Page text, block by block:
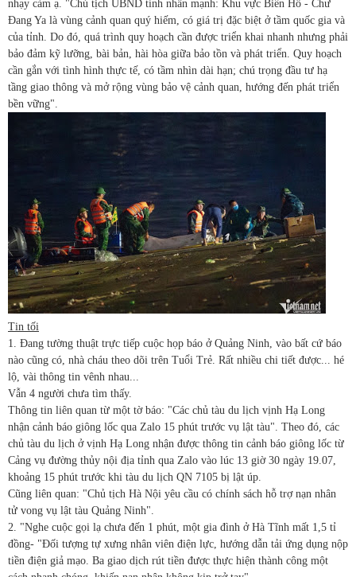
nhạy cảm ạ. "Chủ tịch UBND tỉnh nhấn mạnh: Khu vực Biển Hồ - Chư
Đang Ya là vùng cảnh quan quý hiếm, có giá trị đặc biệt ở tầm quốc gia và
của tỉnh. Do đó, quá trình quy hoạch cần được triển khai nhanh nhưng phải
bảo đảm kỹ lưỡng, bài bản, hài hòa giữa bảo tồn và phát triển. Quy hoạch
cần gắn với tình hình thực tế, có tầm nhìn dài hạn; chú trọng đầu tư hạ
tầng giao thông và mở rộng vùng bảo vệ cảnh quan, hướng đến phát triển
bền vững".
Tin tối
1. Đang tường thuật trực tiếp cuộc họp báo ở Quảng Ninh, vào bất cứ báo
nào cũng có, nhà cháu theo dõi trên Tuổi Trẻ. Rất nhiều chi tiết được... hé
lộ, vài thông tin vênh nhau...
Vẫn 4 người chưa tìm thấy.
Thông tin liên quan từ một tờ báo: "Các chủ tàu du lịch vịnh Hạ Long
nhận cảnh báo giông lốc qua Zalo 15 phút trước vụ lật tàu". Theo đó, các
chủ tàu du lịch ở vịnh Hạ Long nhận được thông tin cảnh báo giông lốc từ
Cảng vụ đường thủy nội địa tỉnh qua Zalo vào lúc 13 giờ 30 ngày 19.07,
khoảng 15 phút trước khi tàu du lịch QN 7105 bị lật úp.
Cũng liên quan: "Chủ tịch Hà Nội yêu cầu có chính sách hỗ trợ nạn nhân
tử vong vụ lật tàu Quảng Ninh".
2. "Nghe cuộc gọi lạ chưa đến 1 phút, một gia đình ở Hà Tĩnh mất 1,5 tỉ
đồng- "Đối tượng tự xưng nhân viên điện lực, hướng dẫn tải ứng dụng nộp
tiền điện giả mạo. Ba giao dịch rút tiền được thực hiện thành công một